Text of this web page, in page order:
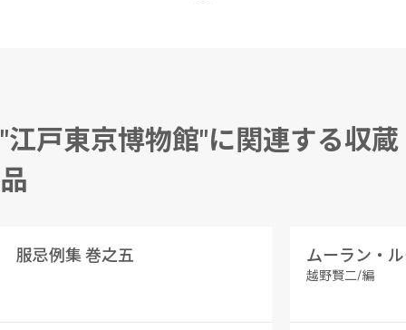
"江戸東京博物館"に関連する収蔵
品
服忌例集 巻之五
越野賢二/編